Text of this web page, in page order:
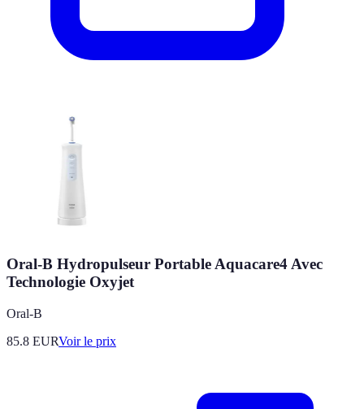
Oral-B Hydropulseur Portable Aquacare4 Avec
Technologie Oxyjet
Oral-B
85.8 EURVoir le prix